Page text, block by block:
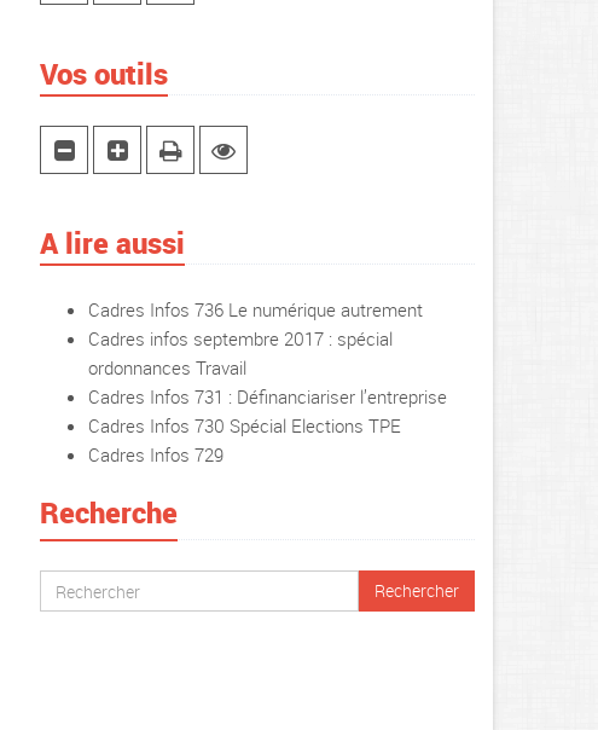
Vos outils
A lire aussi
Cadres Infos 736 Le numérique autrement
Cadres infos septembre 2017 : spécial
ordonnances Travail
Cadres Infos 731 : Définanciariser l’entreprise
Cadres Infos 730 Spécial Elections TPE
Cadres Infos 729
Recherche